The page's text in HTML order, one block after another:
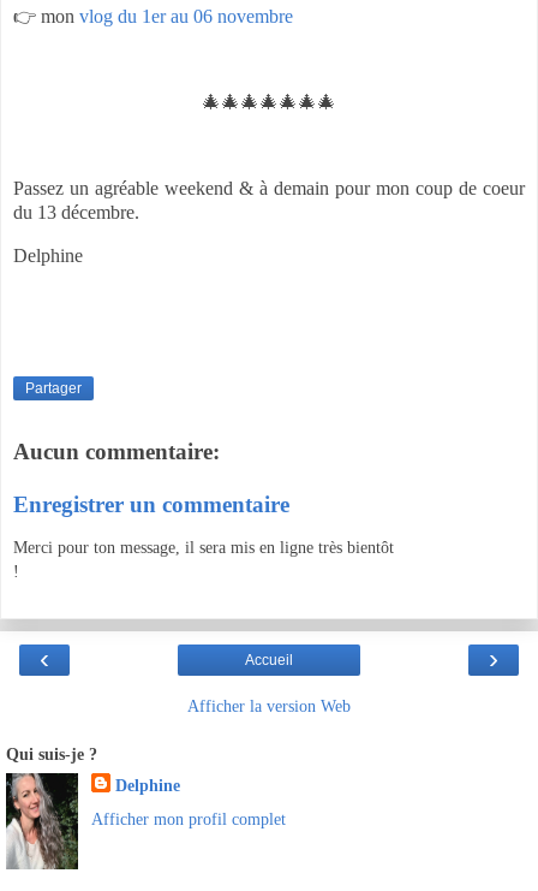
👉 mon vlog du 1er au 06 novembre
🎄🎄🎄🎄🎄🎄🎄
Passez un agréable weekend & à demain pour mon coup de coeur
du 13 décembre.
Delphine
Partager
Aucun commentaire:
Enregistrer un commentaire
Merci pour ton message, il sera mis en ligne très bientôt
!
‹ ›
Accueil
Afficher la version Web
Qui suis-je ?
Delphine
Afficher mon profil complet